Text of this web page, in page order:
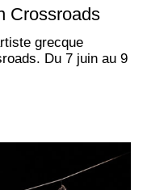
Crossroads
grecque
Du 7 juin au 9